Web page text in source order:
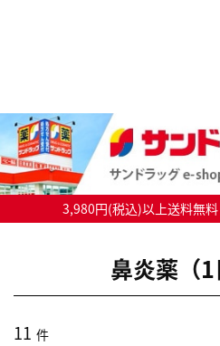
3,980円(税込)以上送料無
鼻炎薬（1
11 件